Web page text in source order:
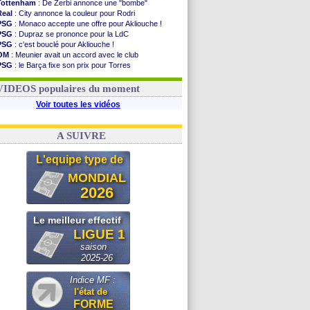
: De Zerbi annonce une "bombe"
: City annonce la couleur pour Rodri
: Monaco accepte une offre pour Akliouche !
: Dupraz se prononce pour la LdC
: c'est bouclé pour Akliouche !
: Meunier avait un accord avec le club
: le Barça fixe son prix pour Torres
: Infantino sollicite Trump
populaires du moment
Voir toutes les vidéos
A SUIVRE
L'equipe type de
MONDIAL
2026
Le meilleur effectif
LIGUE 1
saison
2025-26
Indice MF :
l'état de
FORME